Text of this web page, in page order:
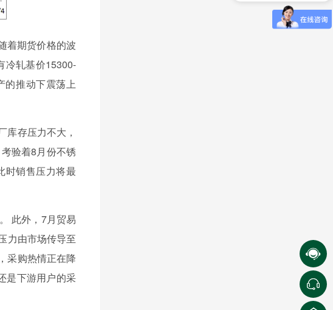
着期货价格的波
冷轧基价15300-
的推动下震荡上
存压力不大，
验着8月份不锈
时销售压力将最
此外，7月贸易
力由市场传导至
采购热情正在降
是下游用户的采